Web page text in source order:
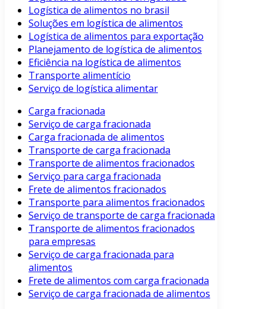
Logística de alimentos no brasil
Soluções em logística de alimentos
Logística de alimentos para exportação
Planejamento de logística de alimentos
Eficiência na logística de alimentos
Transporte alimentício
Serviço de logística alimentar
Carga fracionada
Serviço de carga fracionada
Carga fracionada de alimentos
Transporte de carga fracionada
Transporte de alimentos fracionados
Serviço para carga fracionada
Frete de alimentos fracionados
Transporte para alimentos fracionados
Serviço de transporte de carga fracionada
Transporte de alimentos fracionados
para empresas
Serviço de carga fracionada para
alimentos
Frete de alimentos com carga fracionada
Serviço de carga fracionada de alimentos